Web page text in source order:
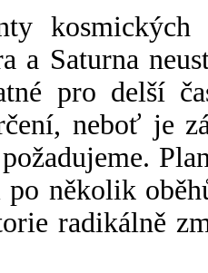
a Saturna
pro delší
neboť je
několik
radikálně